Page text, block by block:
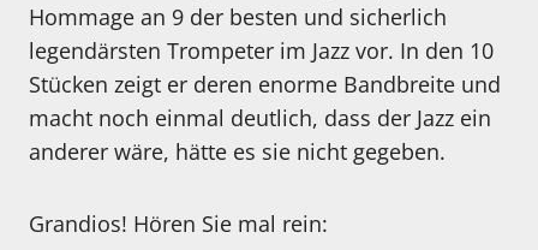
Hommage an 9 der besten und sicherlich
legendärsten Trompeter im Jazz vor. In den 10
Stücken zeigt er deren enorme Bandbreite und
macht noch einmal deutlich, dass der Jazz ein
anderer wäre, hätte es sie nicht gegeben.
Grandios! Hören Sie mal rein: